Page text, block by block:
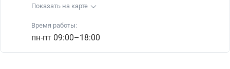
Показать на карте
Время работы:
пн-пт 09:00–18:00